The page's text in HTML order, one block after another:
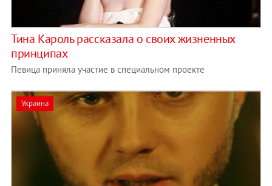
Тина Кароль рассказала о своих жизненных
принципах
Певица приняла участие в специальном проекте
Украина